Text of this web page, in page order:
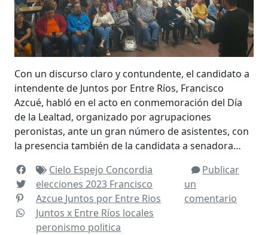
Con un discurso claro y contundente, el candidato a
intendente de Juntos por Entre Ríos, Francisco
Azcué, habló en el acto en conmemoración del Día
de la Lealtad, organizado por agrupaciones
peronistas, ante un gran número de asistentes, con
la presencia también de la candidata a senadora…
Cielo Espejo Concordia
elecciones 2023 Francisco
Azcue Juntos por Entre Rios
Juntos x Entre Ríos locales
peronismo politica
Publicar
un
comentario